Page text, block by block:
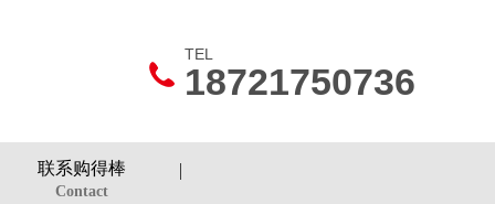
TEL
18721750736
联系购得棒
Contact